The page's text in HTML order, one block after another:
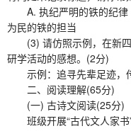
A. 执纪严明的铁的
为民的铁的担当
(3) 请仿照示例，在新四
研学活动的感想。(2分)
示例：追寻先辈足迹，
二、阅读理解(65分)
(一) 古诗文阅读(25分)
班级开展“古代文人家书”